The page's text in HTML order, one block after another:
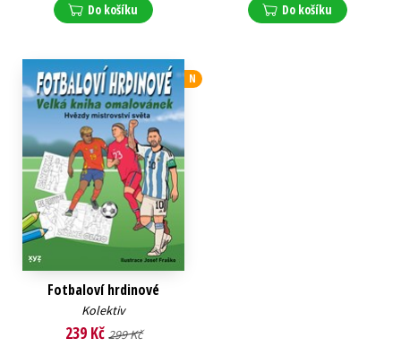
Do košíku Do košíku
N
Fotbaloví hrdinové
Kolektiv
239 Kč 299 Kč